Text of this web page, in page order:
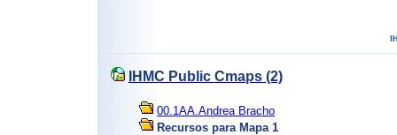
IHMC Public Cmaps (2)
00.1AA.Andrea Bracho
Recursos para Mapa 1